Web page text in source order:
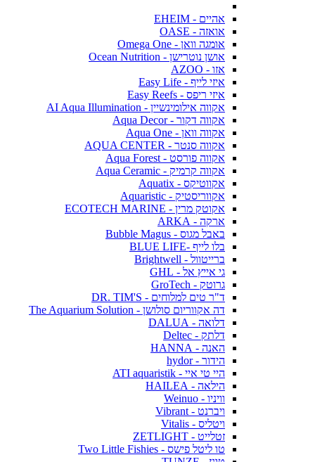
אהיים - EHEIM
אואזה - OASE
אומגה וואן - Omega One
אושן נוטרישן - Ocean Nutrition
אזו - AZOO
איזי לייף - Easy Life
איזי ריפס - Easy Reefs
אקווה אילומינשיין - AI Aqua Illumination
אקווה דקור - Aqua Decor
אקווה וואן - Aqua One
אקווה סנטר - AQUA CENTER
אקווה פורסט - Aqua Forest
אקווה קרמיק - Aqua Ceramic
אקווטיקס - Aquatix
אקווריסטיק - Aquaristic
אקוטק מרין - ECOTECH MARINE
ארקה - ARKA
באבל מגוס - Bubble Magus
בלו לייף -BLUE LIFE
ברייטוול - Brightwell
גי אייץ אל - GHL
גרוטק - GroTech
ד"ר טים למלוחים - DR. TIM'S
דה אקווריום סולושן - The Aquarium Solution
דלואה - DALUA
דלתק - Deltec
האנה - HANNA
הידור - hydor
היי טי איי - ATI aquaristik
הילאה - HAILEA
וויניו - Weinuo
ויברנט - Vibrant
ויטליס - Vitalis
זטלייט - ZETLIGHT
טו ליטל פישס - Two Little Fishies